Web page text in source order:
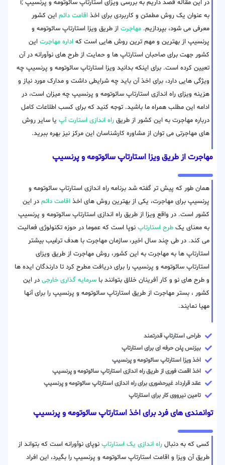
در این مقاله قصد داریم به بررسی ویزای استارتاپ سائوتومه و پرنسیپ ;i
به عنوان یک روش مطمئن و کاربردی برای اخذ اقامت دائم این کشور
معرفی می شود، بپردازیم. مهاجرت از طریق ویزا استارتاپ سائوتومه و
پرنسیپ از بهترین و مهم ترین روش هایی است که اداره مهاجرت این
کشور جهت برای صاحبان استارتاپ ها و حمایت از طرح های نوآورانه در آن
تعیین کرده است. برای اینکه بدانید ویزا استارتاپ سائوتومه و پرنسیپ چه
ویژگی هایی دارد، برای اخذ آن باید چه شرایطی داشت و مدارک مورد نیاز و
هزینه ویزای راه اندازی استارتاپ سائوتومه و پرنسیپ چه میزان است، در
ادامه این مطلب همراه ما باشید. توجه کنید که برای کسب اطلاعات کامل
درباره مهاجرت به این کشور از طریق راه اندازی استارت آپ یا سایر روش
های مهاجرتی می توان از مشاوره کارشناسان این مرکز نیز بهره ببرید.
مهاجرت از طریق ویزا استارتاپ سائوتومه و پرنسیپ
همان طور که پیش تر گفته شد برنامه راه اندازی استارتاپ سائوتومه و
پرنسیپ برای مهاجرت، یکی از بهترین روش های اخذ اقامت دائم در این
کشور است. در واقع ویزا از طریق راه اندازی استارتاپ سائوتومه و پرنسیپ
به معنای یک طرح استارتاپ نوپا است که عموما در حوزه تکنولوژی فعالیت
می کند. در طی چند سال اخیر، سازمان مهاجرت با هدف ترغیب بیشتر
استارتاپ ها به مهاجرت به این کشور، روش مهاجرت از طریق ویزای
استارتاپ سائوتومه و پرنسیپ را برای دریافت مطرح کرد تا دارندگان ایده ها
و طرح های نو و کار آفرینان خلاق بتوانند با سرمایه گذاری خارجی در این
کشور ، بستر مهاجرت از طریق استارتاپ سائوتومه و پرنسیپ را برای آنها
مهیا نمایند.
طراحی استارتاپ قدرتمند
بیزنس پلن حرفه ای برای استارتاپ
اخذ ویزا استارتاپ سائوتومه و پرنسیپ
اخذ اقمت فوری از طریق راه اندازی استارتاپ سائوتومه و پرنسیپ
عقد قرارداد غیرحضوری برای راه اندازی استارتاپ سائوتومه و پرنسیپ
تامین نیرووی کار برای استارتاپ
توانمندی های فرد برای اخذ استارتاپ سائوتومه و پرنسیپ
کسی که به دنبال راه اندازی یک استارتاپ نوپای نوآورانه است که بتواند از
طریق آن ویزا و اقامت استارتاپ سائوتومه و پرنسیپ را بگیرد، این افراد